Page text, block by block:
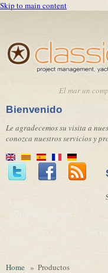
Skip to main content
El mar un
Bienvenido
Le agradecemos su visita a
conozca nuestros servicios y
Quienes somos
Home » Productos